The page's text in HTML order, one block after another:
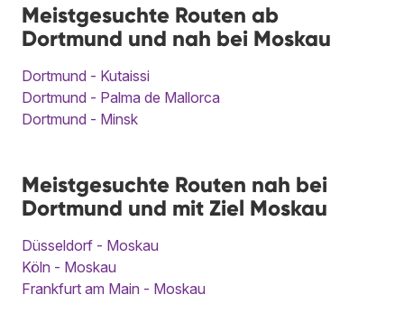
Meistgesuchte Routen ab
Dortmund und nah bei Moskau
Dortmund - Kutaissi
Dortmund - Palma de Mallorca
Dortmund - Minsk
Meistgesuchte Routen nah bei
Dortmund und mit Ziel Moskau
Düsseldorf - Moskau
Köln - Moskau
Frankfurt am Main - Moskau